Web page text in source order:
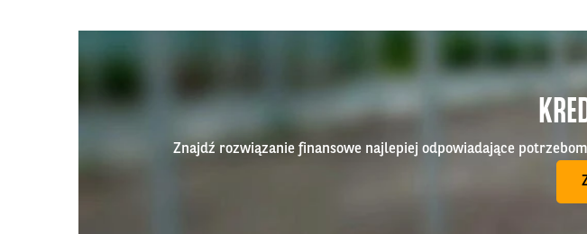
Znajdź rozwiązanie finansowe najlepiej odpowiadające